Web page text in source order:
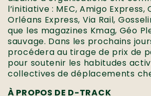
l’initiative : MEC, Amigo
Orléans Express, Via Rail,
que les magazines Kmag, Géo
sauvage. Dans les prochains
procédera au tirage de prix de
pour soutenir les habitudes
collectives de déplacements
À PROPOS DE D-TRACK